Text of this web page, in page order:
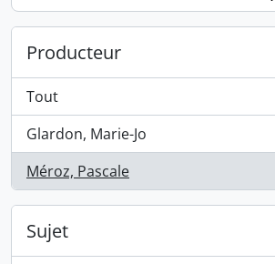
Producteur
Tout
Glardon, Marie-Jo
, 1 résultats
Méroz, Pascale
, 1 résultats
Sujet